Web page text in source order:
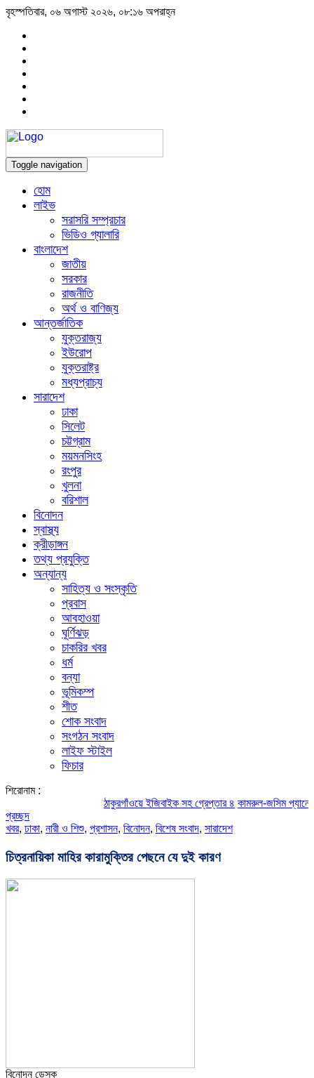
বৃহস্পতিবার, ০৬ অগাস্ট ২০২৬, ০৮:১৬ অপরাহ্ন
Toggle navigation
হোম
লাইভ
সরাসরি সম্প্রচার
ভিডিও গ্যালারি
বাংলাদেশ
জাতীয়
সরকার
রাজনীতি
অর্থ ও বাণিজ্য
আন্তর্জাতিক
যুক্তরাজ্য
ইউরোপ
যুক্তরাষ্ট্র
মধ্যপ্রাচ্য
সারাদেশ
ঢাকা
সিলেট
চট্টগ্রাম
ময়মনসিংহ
রংপুর
খুলনা
বরিশাল
বিনোদন
স্বাস্থ্য
ক্রীড়াঙ্গন
তথ্য প্রযুক্তি
অন্যান্য
সাহিত্য ও সংস্কৃতি
প্রবাস
আবহাওয়া
ঘূর্ণিঝড়
চাকরির খবর
ধর্ম
বন্যা
ভূমিকম্প
শীত
শোক সংবাদ
সংগঠন সংবাদ
লাইফ স্টাইল
ফিচার
শিরোনাম :
ঠাকুরগাঁওয়ে ইজিবাইক সহ গ্রেপ্তার ৪ কামরুল-জসিম প্যানেলের
প্রচ্ছদ
খবর, ঢাকা, নারী ও শিশু, প্রশাসন, বিনোদন, বিশেষ সংবাদ, সারাদেশ
চিত্রনায়িকা মাহির কারামুক্তির পেছনে যে দুই কারণ
বিনোদন ডেস্ক